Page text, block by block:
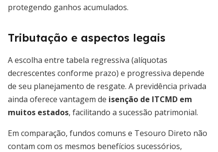
protegendo ganhos acumulados.
Tributação e aspectos legais
A escolha entre tabela regressiva (alíquotas
decrescentes conforme prazo) e progressiva depende
de seu planejamento de resgate. A previdência privada
ainda oferece vantagem de isenção de ITCMD em
muitos estados, facilitando a sucessão patrimonial.
Em comparação, fundos comuns e Tesouro Direto não
contam com os mesmos benefícios sucessórios,